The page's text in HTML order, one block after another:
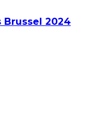
Brussel 2024